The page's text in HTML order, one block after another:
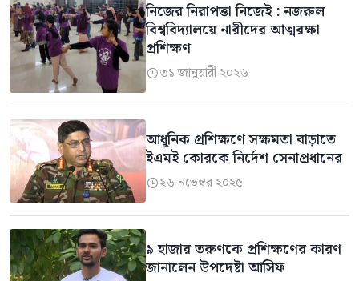
নিজের নিরাপত্তা নিজেই : নজরুল
বিশ্ববিদ্যালয়ে নারীদের আত্মরক্ষা
প্রশিক্ষণ
৩১ জানুয়ারী ২০২৬
আধুনিক প্রশিক্ষণে সক্ষমতা বাড়াতে
ইএমই কোরকে নির্দেশ সেনাপ্রধানের
২৬ নভেম্বর ২০২৫
৯ হাজার তরুণকে প্রশিক্ষণের কারণ
জানালেন উপদেষ্টা আসিফ